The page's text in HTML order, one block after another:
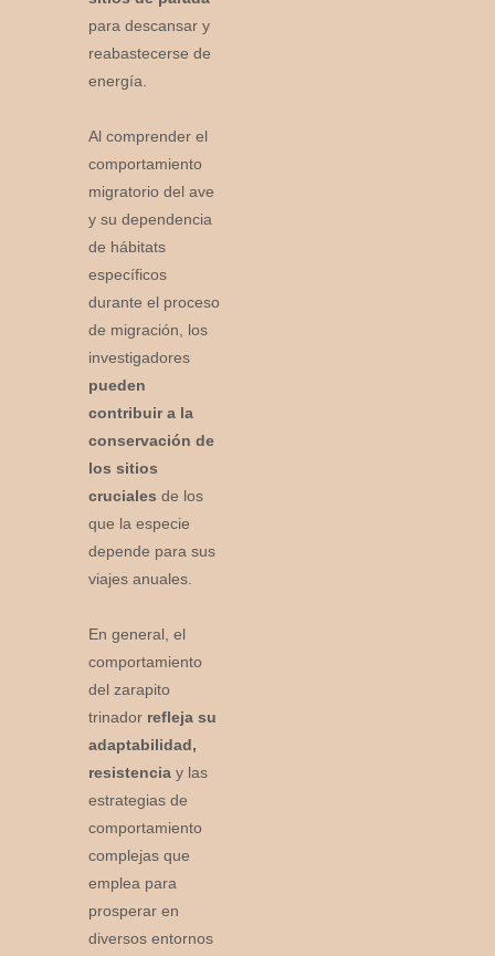
para descansar y
reabastecerse de
energía.
Al comprender el
comportamiento
migratorio del ave
y su dependencia
de hábitats
específicos
durante el proceso
de migración, los
investigadores
pueden
contribuir a la
conservación de
los sitios
cruciales de los
que la especie
depende para sus
viajes anuales.
En general, el
comportamiento
del zarapito
trinador refleja su
adaptabilidad,
resistencia y las
estrategias de
comportamiento
complejas que
emplea para
prosperar en
diversos entornos